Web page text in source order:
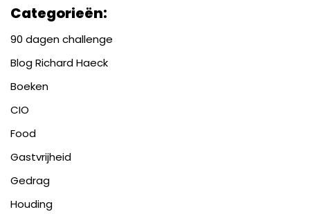
Categorieën:
90 dagen challenge
Blog Richard Haeck
Boeken
CIO
Food
Gastvrijheid
Gedrag
Houding